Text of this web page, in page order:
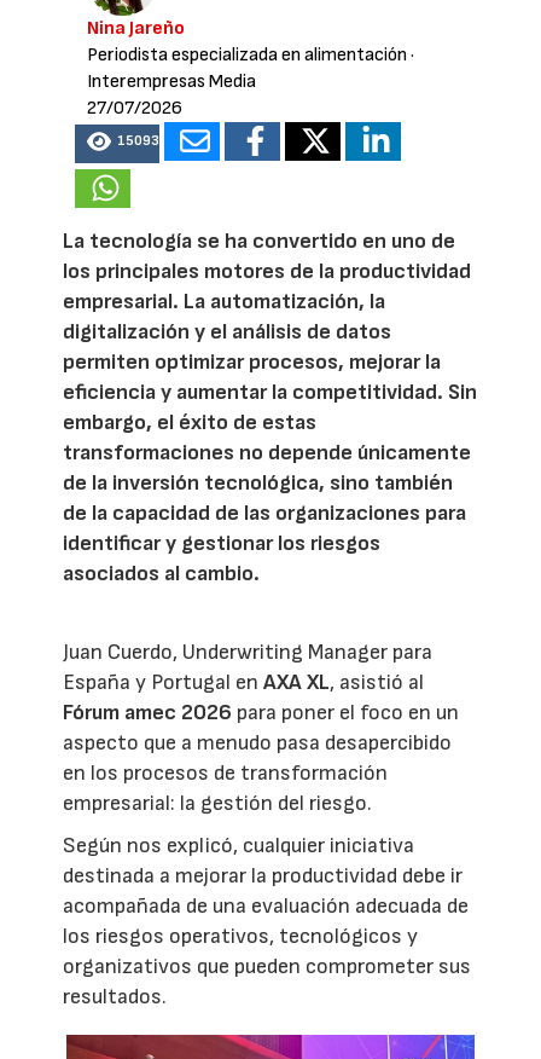
Nina Jareño
Periodista especializada en alimentación ·
Interempresas Media
27/07/2026
15093
La tecnología se ha convertido en uno de
los principales motores de la productividad
empresarial. La automatización, la
digitalización y el análisis de datos
permiten optimizar procesos, mejorar la
eficiencia y aumentar la competitividad. Sin
embargo, el éxito de estas
transformaciones no depende únicamente
de la inversión tecnológica, sino también
de la capacidad de las organizaciones para
identificar y gestionar los riesgos
asociados al cambio.
Juan Cuerdo, Underwriting Manager para
España y Portugal enAXA XL, asistió al
Fórum amec 2026 para poner el foco en un
aspecto que a menudo pasa desapercibido
en los procesos de transformación
empresarial: la gestión del riesgo.
Según nos explicó, cualquier iniciativa
destinada a mejorar la productividad debe ir
acompañada de una evaluación adecuada de
los riesgos operativos, tecnológicos y
organizativos que pueden comprometer sus
resultados.